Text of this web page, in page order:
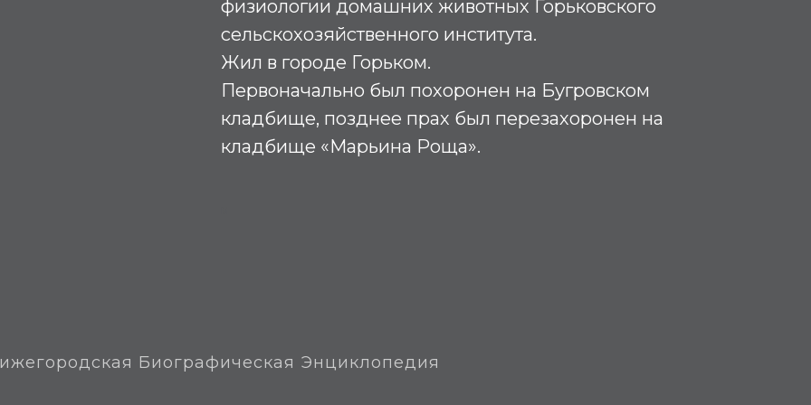
физиологии домашних животных Горьковского
сельскохозяйственного института.
Жил в городе Горьком.
Первоначально был похоронен на Бугровском
кладбище, позднее прах был перезахоронен на
кладбище «Марьина Роща».
Биографическая Энциклопедия